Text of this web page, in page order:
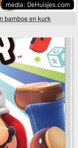
media: DeHuisjes.com
bamboe en kurk